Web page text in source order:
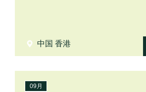
中国 香港
09月